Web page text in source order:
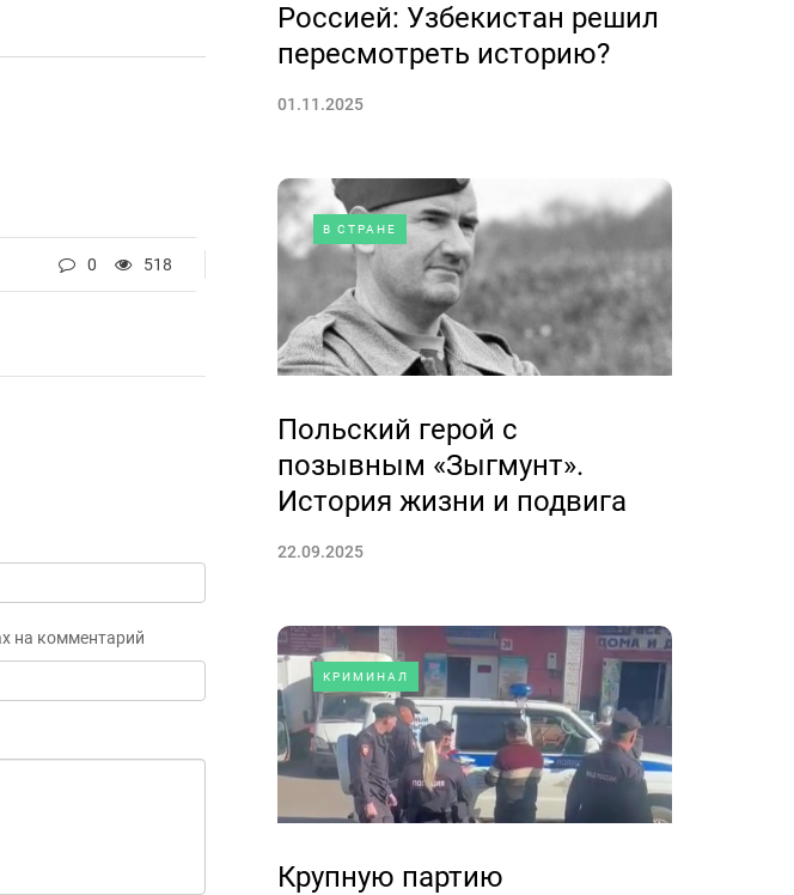
0 518
на комментарий
Россией: Узбекистан решил
пересмотреть историю?
01.11.2025
В СТРАНЕ
Польский герой с
позывным «Зыгмунт».
История жизни и подвига
22.09.2025
КРИМИНАЛ
Крупную партию